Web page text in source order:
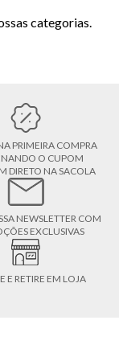
categorias.
PRIMEIRA COMPRA
O CUPOM
DIRETO NA SACOLA
NEWSLETTER COM
EXCLUSIVAS
E RETIRE EM LOJA